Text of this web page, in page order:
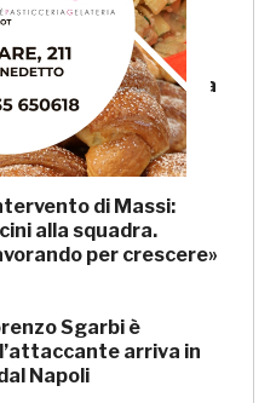
della piazza
della
SERATA
di Massi:
alla squadra.
per crescere»
Sgarbi è
arriva in
Napoli